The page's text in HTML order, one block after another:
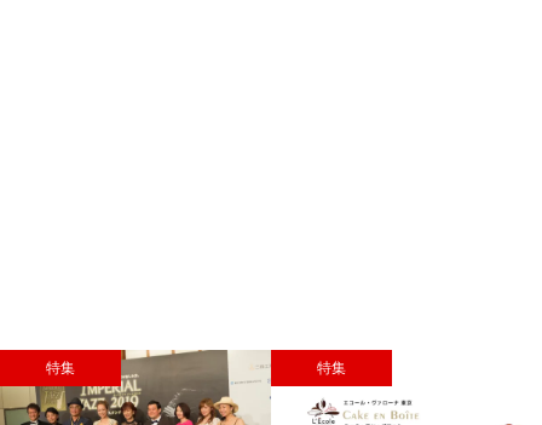
特集 特集